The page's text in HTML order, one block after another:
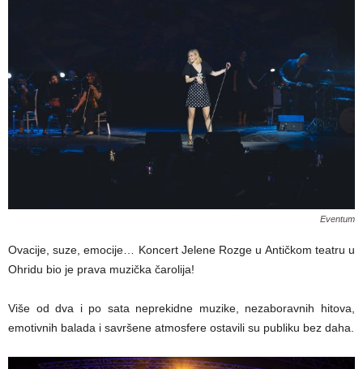
Eventum
Ovacije, suze, emocije… Koncert Jelene Rozge u Antičkom teatru u
Ohridu bio je prava muzička čarolija!
Više od dva i po sata neprekidne muzike, nezaboravnih hitova,
emotivnih balada i savršene atmosfere ostavili su publiku bez daha.